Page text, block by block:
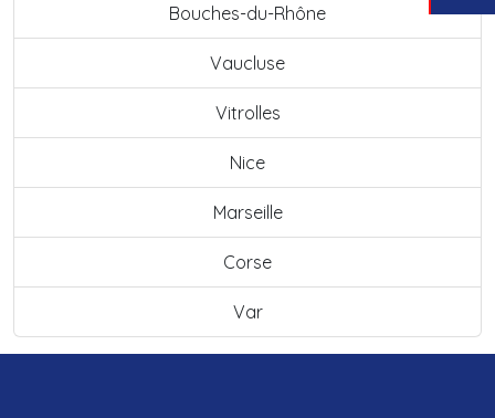
Bouches-du-Rhône
Vaucluse
Vitrolles
Nice
Marseille
Corse
Var